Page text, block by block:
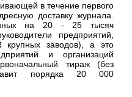
в течение первого
доставку журнала.
на 20 - 25 тысяч
предприятий,
крупных заводов), а это
и организаций
тираж (без
порядка 20 000